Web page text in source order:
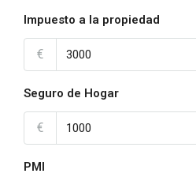
Impuesto a la propiedad
€
Seguro de Hogar
€
PMI